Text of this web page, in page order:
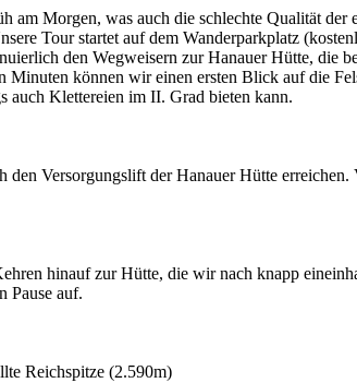
Morgen, was auch die schlechte Qualität
Tour startet auf dem Wanderparkplatz
den Wegweisern zur Hanauer Hütte, die
Minuten können wir einen ersten Blick auf die
auch Klettereien im II. Grad bieten kann.
Versorgungslift der Hanauer Hütte
hinauf zur Hütte, die wir nach knapp
Pause auf.
Reichspitze (2.590m)